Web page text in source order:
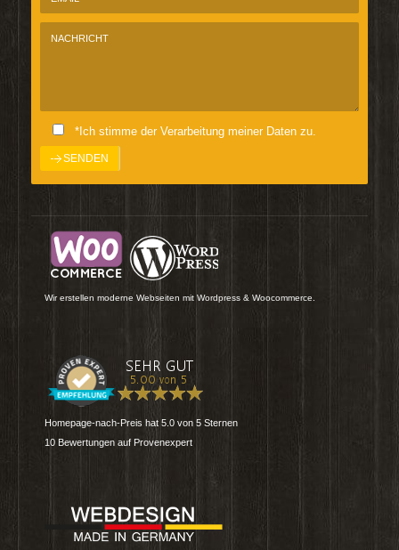
*Ich stimme der Verarbeitung meiner Daten zu.
Wir erstellen moderne Webseiten mit Wordpress & Woocommerce.
Homepage-nach-Preis hat 5.0 von 5 Sternen
10 Bewertungen auf Provenexpert